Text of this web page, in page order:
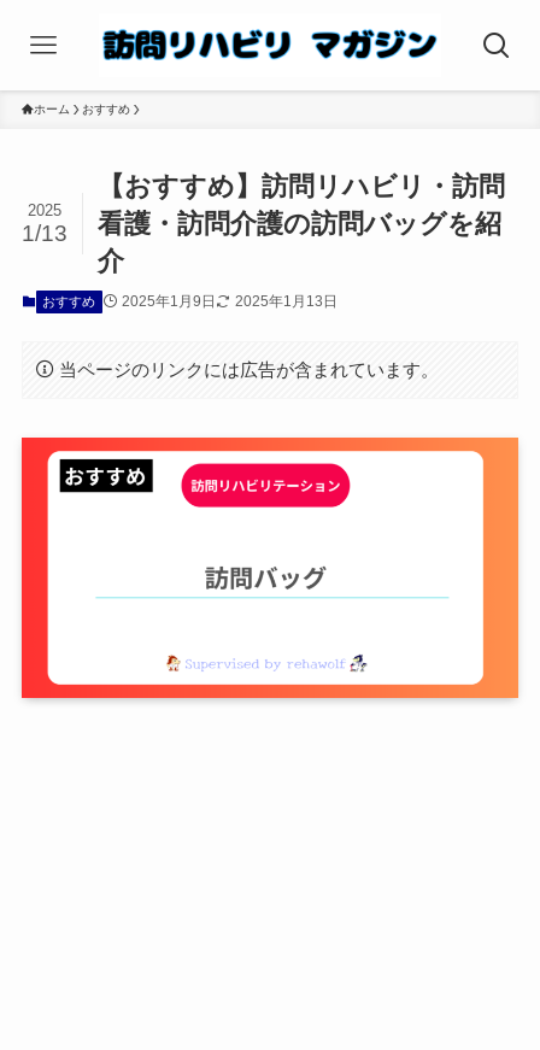
ホーム おすすめ
【おすすめ】訪問リハビリ・訪問
看護・訪問介護の訪問バッグを紹
介
2025
1/13
おすすめ 2025年1月9日 2025年1月13日
当ページのリンクには広告が含まれています。